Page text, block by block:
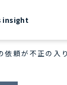
insight
依頼が不正の入